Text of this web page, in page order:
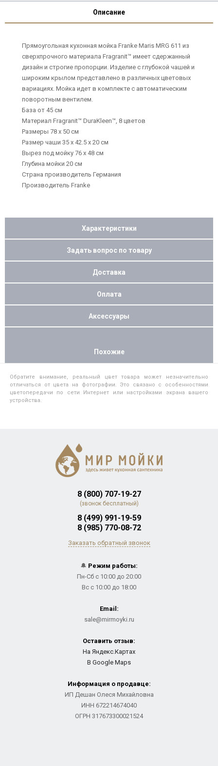
Описание
Прямоугольная кухонная мойка Franke Maris MRG 611 из
сверхпрочного материала Fragranit™ имеет сдержанный
дизайн и строгие пропорции. Изделие с глубокой чашей и
широким крылом представлено в различных цветовых
вариациях. Мойка идет в комплекте с автоматическим
поворотным вентилем.
База от 45 см
Материал Fragranit™ DuraKleen™, 8 цветов
Размеры 78 x 50 см
Размер чаши 35 x 42.5 x 20 см
Вырез под мойку 76 x 48 см
Глубина мойки 20 cм
Страна производитель Германия
Производитель Franke
Характеристики
Задать вопрос по товару
Доставка
Оплата
Аксессуары
Похожие
Обратите внимание, реальный цвет товара может незначительно
отличаться от цвета на фотографии. Это связано с особенностями
цветопередачи по сети Интернет или настройками экрана вашего
устройства.
8 (800) 707-19-27
(звонок бесплатный)
8 (499) 991-19-59
8 (985) 770-08-72
Заказать обратный звонок
🔔 Режим работы:
Пн-Сб с 10:00 до 20:00
Вс с 10:00 до 18:00
Email:
sale@mirmoyki.ru
Оставить отзыв:
На Яндекс.Картах
В Google Maps
Информация о продавце:
ИП Дешан Олеся Михайловна
ИНН 672214674040
ОГРН 317673300021524